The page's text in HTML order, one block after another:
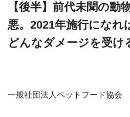
【後半】前代未聞の動
悪。2021年施行になれ
どんなダメージを受け
一般社団法人ペットフード協